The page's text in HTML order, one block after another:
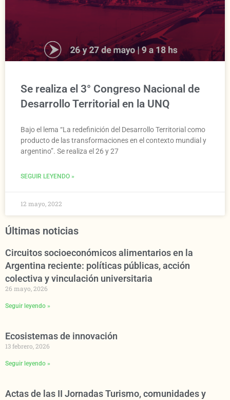
Se realiza el 3° Congreso Nacional de
Desarrollo Territorial en la UNQ
Bajo el lema “La redefinición del Desarrollo Territorial como
producto de las transformaciones en el contexto mundial y
argentino”. Se realiza el 26 y 27
SEGUIR LEYENDO »
12 mayo, 2022
Últimas noticias
Circuitos socioeconómicos alimentarios en la
Argentina reciente: políticas públicas, acción
colectiva y vinculación universitaria
26 mayo, 2026
Seguir leyendo »
Ecosistemas de innovación
13 febrero, 2026
Seguir leyendo »
Actas de las II Jornadas Turismo, comunidades y